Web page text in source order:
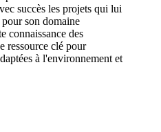
succès les projets qui lui
son domaine
connaissance des
ressource clé pour
à l'environnement et